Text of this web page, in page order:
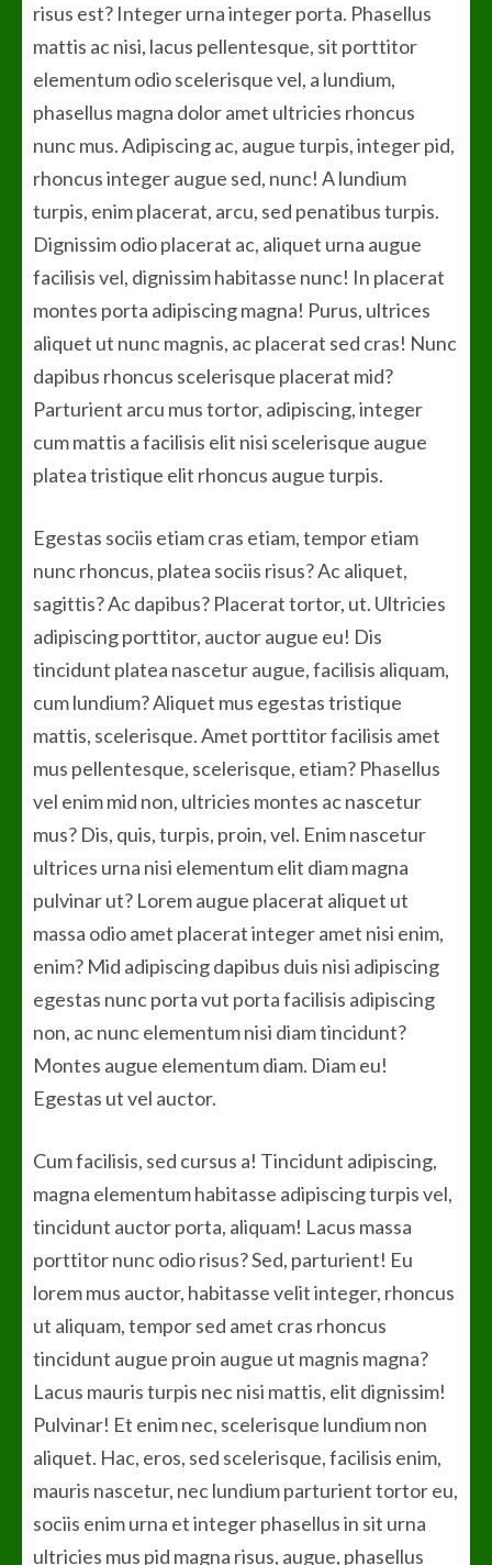
risus est? Integer urna integer porta. Phasellus
mattis ac nisi, lacus pellentesque, sit porttitor
elementum odio scelerisque vel, a lundium,
phasellus magna dolor amet ultricies rhoncus
nunc mus. Adipiscing ac, augue turpis, integer pid,
rhoncus integer augue sed, nunc! A lundium
turpis, enim placerat, arcu, sed penatibus turpis.
Dignissim odio placerat ac, aliquet urna augue
facilisis vel, dignissim habitasse nunc! In placerat
montes porta adipiscing magna! Purus, ultrices
aliquet ut nunc magnis, ac placerat sed cras! Nunc
dapibus rhoncus scelerisque placerat mid?
Parturient arcu mus tortor, adipiscing, integer
cum mattis a facilisis elit nisi scelerisque augue
platea tristique elit rhoncus augue turpis.
Egestas sociis etiam cras etiam, tempor etiam
nunc rhoncus, platea sociis risus? Ac aliquet,
sagittis? Ac dapibus? Placerat tortor, ut. Ultricies
adipiscing porttitor, auctor augue eu! Dis
tincidunt platea nascetur augue, facilisis aliquam,
cum lundium? Aliquet mus egestas tristique
mattis, scelerisque. Amet porttitor facilisis amet
mus pellentesque, scelerisque, etiam? Phasellus
vel enim mid non, ultricies montes ac nascetur
mus? Dis, quis, turpis, proin, vel. Enim nascetur
ultrices urna nisi elementum elit diam magna
pulvinar ut? Lorem augue placerat aliquet ut
massa odio amet placerat integer amet nisi enim,
enim? Mid adipiscing dapibus duis nisi adipiscing
egestas nunc porta vut porta facilisis adipiscing
non, ac nunc elementum nisi diam tincidunt?
Montes augue elementum diam. Diam eu!
Egestas ut vel auctor.
Cum facilisis, sed cursus a! Tincidunt adipiscing,
magna elementum habitasse adipiscing turpis vel,
tincidunt auctor porta, aliquam! Lacus massa
porttitor nunc odio risus? Sed, parturient! Eu
lorem mus auctor, habitasse velit integer, rhoncus
ut aliquam, tempor sed amet cras rhoncus
tincidunt augue proin augue ut magnis magna?
Lacus mauris turpis nec nisi mattis, elit dignissim!
Pulvinar! Et enim nec, scelerisque lundium non
aliquet. Hac, eros, sed scelerisque, facilisis enim,
mauris nascetur, nec lundium parturient tortor eu,
sociis enim urna et integer phasellus in sit urna
ultricies mus pid magna risus, augue, phasellus